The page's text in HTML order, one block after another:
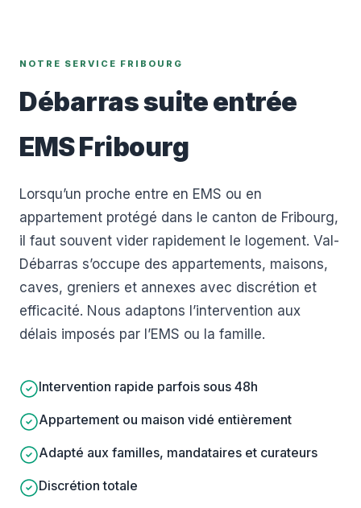
NOTRE SERVICE FRIBOURG
Débarras suite entrée
EMS Fribourg
Lorsqu’un proche entre en EMS ou en
appartement protégé dans le canton de Fribourg,
il faut souvent vider rapidement le logement. Val-
Débarras s’occupe des appartements, maisons,
caves, greniers et annexes avec discrétion et
efficacité. Nous adaptons l’intervention aux
délais imposés par l’EMS ou la famille.
Intervention rapide parfois sous 48h
Appartement ou maison vidé entièrement
Adapté aux familles, mandataires et curateurs
Discrétion totale